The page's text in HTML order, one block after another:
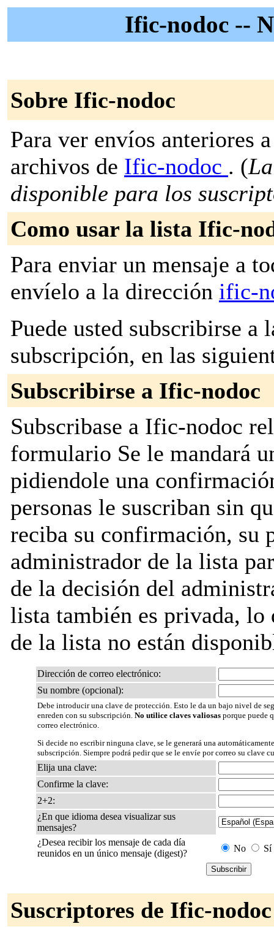
Ific-nodoc --
Sobre Ific-nodoc
Para ver envíos anteriores
archivos de Ific-nodoc . (
disponible para los
Como usar la lista Ific-
Para enviar un mensaje a
envíelo a la dirección ific-
Puede usted subscribirse a
subscripción, en las
Subscribirse a Ific-nodoc
Subscribase a Ific-nodoc
formulario Se le mandará
pidiendole una
personas le suscriban sin
reciba su confirmación, su
administrador de la lista
de la decisión del
lista también es privada,
de la lista no están
Dirección de correo electrónico:
Su nombre (opcional):
Debe introducir una clave de protección. Esto le da un bajo nivel de
enreden con su subscripción. No utilice claves valiosas porque puede
correo electrónico.
Si decide no escribir ninguna clave, se le generará una
subscripción. Siempre podrá pedir que se le envíe por correo su clave
Elija una clave:
Confirme la clave:
2+2:
¿En que idioma desea visualizar sus
mensajes?
¿Desea recibir los mensaje de cada día
reunidos en un único mensaje (digest)?
No Sí
Suscriptores de Ific-nodoc